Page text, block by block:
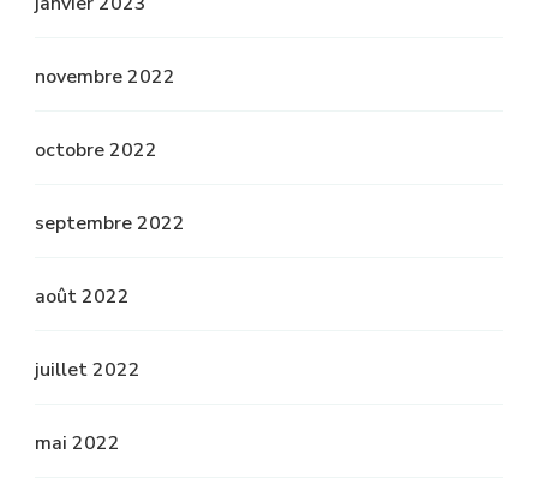
novembre 2022
octobre 2022
septembre 2022
août 2022
juillet 2022
mai 2022